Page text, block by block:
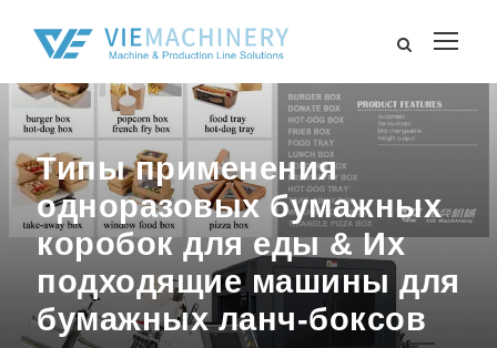
Типы применения
одноразовых бумажных
коробок для еды & Их
подходящие машины для
бумажных ланч-боксов